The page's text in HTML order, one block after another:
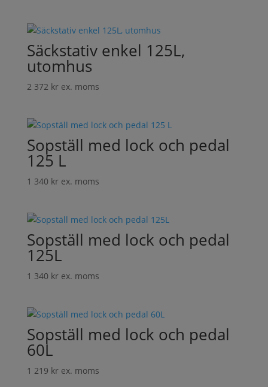
Säckstativ enkel 125L,
utomhus
2 372 kr ex. moms
Sopställ med lock och pedal
125 L
1 340 kr ex. moms
Sopställ med lock och pedal
125L
1 340 kr ex. moms
Sopställ med lock och pedal
60L
1 219 kr ex. moms